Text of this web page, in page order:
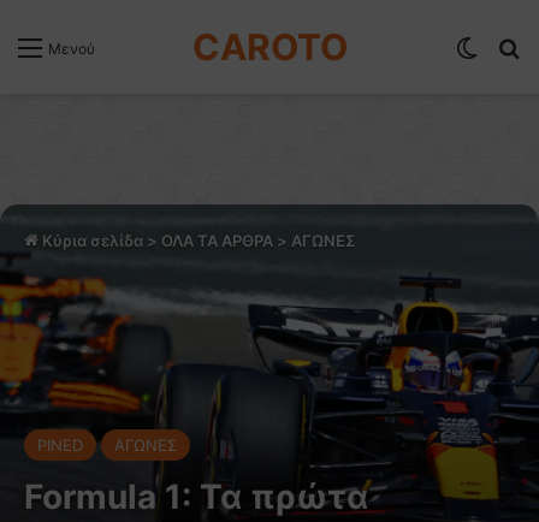
Μενού CAROTO
Κύρια σελίδα > ΟΛΑ ΤΑ ΑΡΘΡΑ > ΑΓΩΝΕΣ
PINED ΑΓΩΝΕΣ
Formula 1: Τα πρώτα